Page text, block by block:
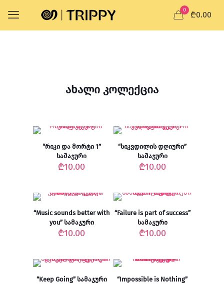
0
₾0.00
ახალი კოლექცია
“რიკი და მორტი 1”
სამაჯური
₾10.00
“სიკვდილის დღიური”
სამაჯური
₾10.00
“Music sounds better with
you” სამაჯური
₾10.00
“Failure is part of success”
სამაჯური
₾10.00
“Keep Going” სამაჯური
“Impossible is Nothing”